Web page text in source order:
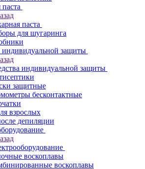
паста
для шугаринга
индивидуальной защиты
индивидуальной защиты
защитные
бесконтактные
взрослых
депиляции
воскоплавы
воскоплавы